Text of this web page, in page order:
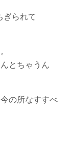
ぎられて
とちゃうん
の所なすすべ